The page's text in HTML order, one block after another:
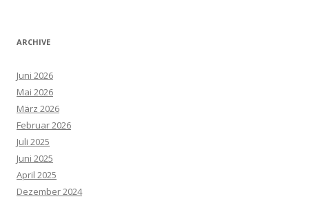
ARCHIVE
Juni 2026
Mai 2026
März 2026
Februar 2026
Juli 2025
Juni 2025
April 2025
Dezember 2024